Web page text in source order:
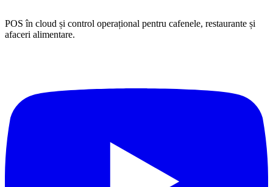
POS în cloud și control operațional pentru cafenele, restaurante și
afaceri alimentare.